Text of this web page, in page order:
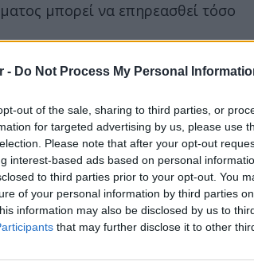
- Do Not Process My Personal
out of the sale, sharing to third parties, or
for targeted advertising by us, please use
Please note that after your opt-out
interest-based ads based on personal
to third parties prior to your opt-out. You
of your personal information by third parties
information may also be disclosed by us to
that may further disclose it to other
μπορεί να επηρεασθεί τόσο
κάποιος και εξωτερικά από
ρύποι το κάπνισμα και
ελιξίριο της νεότητας